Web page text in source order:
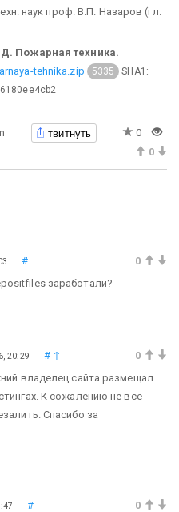
наук проф. В.П. Назаров (гл.
Пожарная техника.
tehnika.zip 5335
SHA1:
твитнуть
0
0
#
0
заработали?
20:29 # ↑
0
владелец сайта размещал
К сожалению не все
Спасибо за
#
0